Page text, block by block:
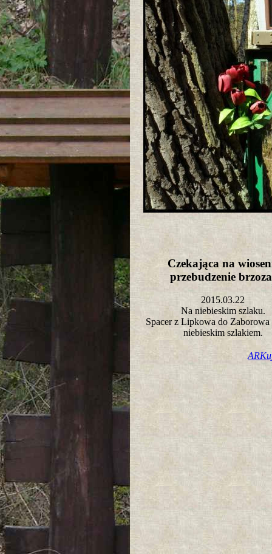
Czekająca na
przebudzenie
2015.03.22
Na niebieskim szlaku.
Spacer z Lipkowa do Zaborowa
niebieskim szlakiem.